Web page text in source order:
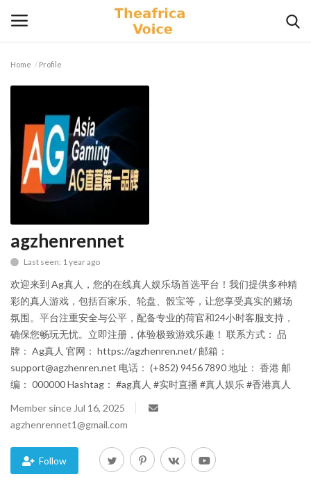
Home
Contact
Videos
Lifestyle
Gallery
Blog
Trending
Fashion
News
Home Profile
agzhenrennet
Last seen: 1 year ago
欢迎来到 Ag真人，您的在线真人娱乐场首选平台！我们提供多种精
彩的真人游戏，包括百家乐、轮盘、骰宝等，让您享受真实的赌场
氛围。平台注重安全与公平，配备专业的荷官和24小时客服支持，
确保您畅玩无忧。立即注册，体验极致游戏乐趣！ 联系方式： 品
牌： Ag真人 官网： https://agzhenren.net/ 邮箱：
support@agzhenren.net 电话： (+852) 9456 7890 地址： 香港 邮
编： 000000 Hashtag： #ag真人 #实时直播 #真人娱乐 #香港真人
Member since Jul 16, 2025
agzhenrennet1@gmail.com
Follow